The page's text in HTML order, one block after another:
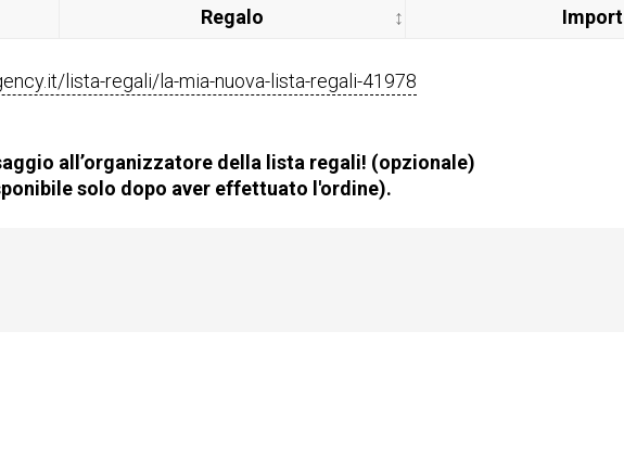
Regalo
lista-regali/la-mia-nuova-lista-regali-41978
all’organizzatore della lista regali! (opzionale)
solo dopo aver effettuato l'ordine).